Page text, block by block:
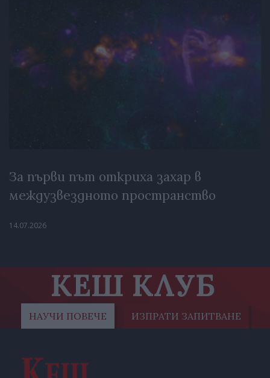
За първи път откриха захар в
междузвездното пространство
14.07.2026
КЕШ КЛУБ
НАУЧИ ПОВЕЧЕ ИЗПРАТИ ЗАПИТВАНЕ